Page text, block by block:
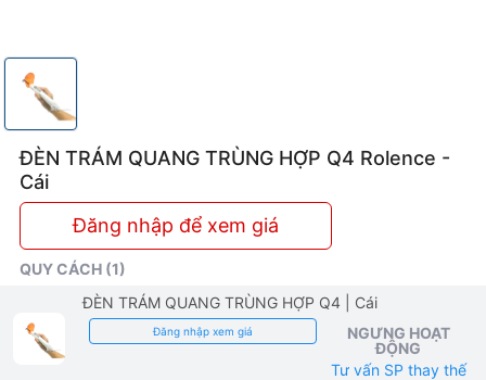
ĐÈN TRÁM QUANG TRÙNG HỢP Q4 Rolence -
Cái
Đăng nhập để xem giá
QUY CÁCH (1)
ĐÈN TRÁM QUANG TRÙNG HỢP Q4
| Cái
Đăng nhập xem giá
NGƯNG HOẠT
ĐỘNG
Tư vấn SP thay thế